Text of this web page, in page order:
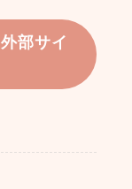
部サイ